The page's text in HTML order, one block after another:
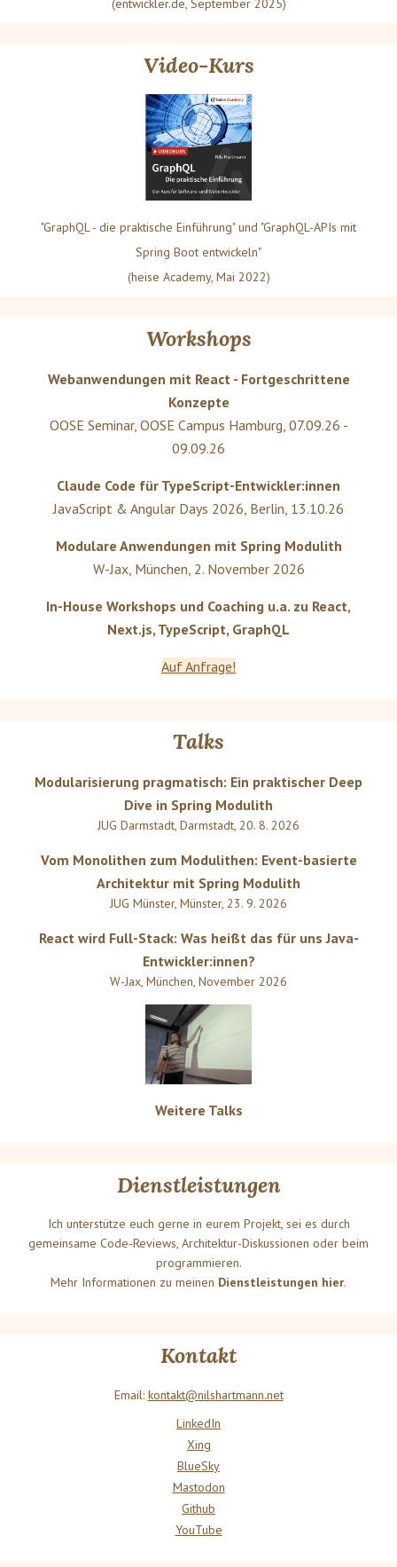
Video-Kurs
"GraphQL - die praktische Einführung" und "GraphQL-APIs mit
Spring Boot entwickeln"
(heise Academy, Mai 2022)
Workshops
Webanwendungen mit React - Fortgeschrittene
Konzepte
OOSE Seminar, OOSE Campus Hamburg 07.09.26 -
09.09.26
Claude Code für TypeScript-Entwickler:innen
JavaScript & Angular Days 2026 Berlin 13.10.26
Modulare Anwendungen mit Spring Modulith
W-Jax, München 2. November 2026
In-House Workshops und Coaching u.a. zu React,
Next.js, TypeScript, GraphQL
Auf Anfrage!
Talks
Modularisierung pragmatisch: Ein praktischer Deep
Dive in Spring Modulith
JUG Darmstadt, Darmstadt, 20. 8. 2026
Vom Monolithen zum Modulithen: Event-basierte
Architektur mit Spring Modulith
JUG Münster, Münster, 23. 9. 2026
React wird Full-Stack: Was heißt das für uns Java-
Entwickler:innen?
W-Jax, München, November 2026
Weitere Talks
Dienstleistungen
Ich unterstütze euch gerne in eurem Projekt, sei es durch
gemeinsame Code-Reviews, Architektur-Diskussionen oder beim
programmieren.
Mehr Informationen zu meinen Dienstleistungen hier.
Kontakt
Email: kontakt@nilshartmann.net
LinkedIn
Xing
BlueSky
Mastodon
Github
YouTube